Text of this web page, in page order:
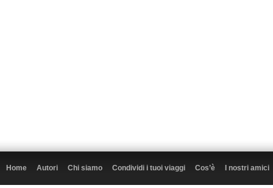
Home Autori Chi siamo Condividi i tuoi viaggi Cos’è I nostri amici